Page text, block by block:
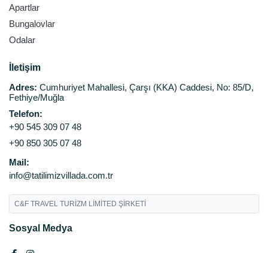
Apartlar
Bungalovlar
Odalar
İletişim
Adres: Cumhuriyet Mahallesi, Çarşı (KKA) Caddesi, No: 85/D,
Fethiye/Muğla
Telefon:
+90 545 309 07 48
+90 850 305 07 48
Mail:
info@tatilimizvillada.com.tr
C&F TRAVEL TURİZM LİMİTED ŞİRKETİ
Sosyal Medya